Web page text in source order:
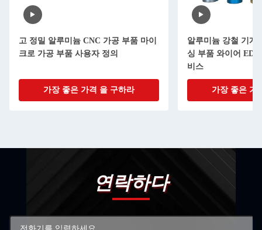
고 정밀 알루미늄 CNC 가공 부품 마이
크로 가공 부품 사용자 정의
가장 좋은 가격 을 구하라
알루미늄 강철 기계
싱 부품 와이어
비스
가장 좋은 가
연락하다